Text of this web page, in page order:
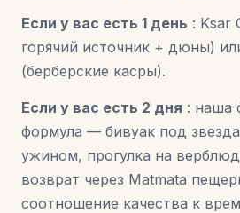
Если у вас есть 1 день : Ksar
горячий источник + дюны)
(берберские касры).
Если у вас есть 2 дня : наша
формула — бивуак под
ужином, прогулка на
возврат через Matmata
соотношение качества к